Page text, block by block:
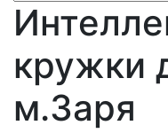
кружки
м.Заря